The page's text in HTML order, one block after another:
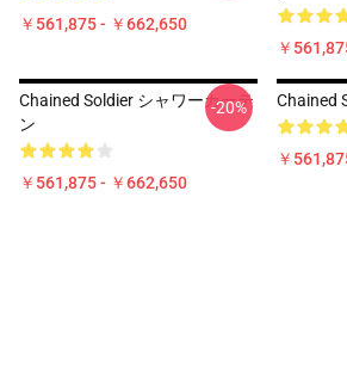
￥561,875 - ￥662,650
￥
Chained Soldier シャワーカーテ
ン
￥561,875 - ￥662,650
-20% Chained
￥